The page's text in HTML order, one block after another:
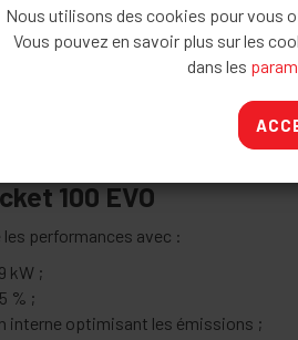
foyer : 90 × 25/30 × 22,5/32 cm
: 180 mm
: oui
100 EVO
les performances avec :
kW ;
% ;
interne optimisant les émissions ;
Nous utilisons des cookies pour vous
Vous pouvez en savoir plus sur les
dans les